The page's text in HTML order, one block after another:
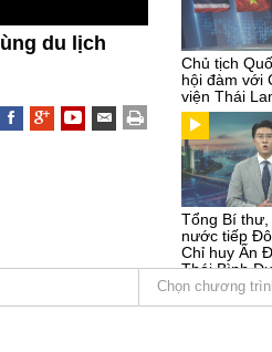
du lịch
Chủ tịch
hội đàm với
viện Thái
Tổng Bí thư,
nước tiếp
Chỉ huy Ấn
Thái Bình
Kỳ
Chọn chương